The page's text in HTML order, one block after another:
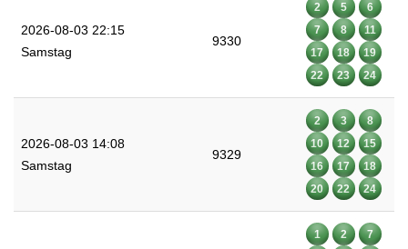
2026-08-03 22:15
Samstag
9330
2 5
6
7
8
11
17
18
19
22
23 24
2026-08-03 14:08
Samstag
9329
2 3
8
10
12
15
16
17
18
20
22 24
1 2
7